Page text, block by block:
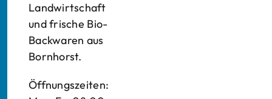
Landwirtschaft
und frische Bio-
Backwaren aus
Bornhorst.
Öffnungszeiten: